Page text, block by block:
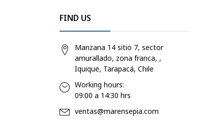
FIND US
Manzana 14 sitio 7, sector
amurallado, zona franca, ,
Iquique, Tarapacá, Chile
Working hours:
09:00 a 14:30 hrs
ventas@marensepia.com